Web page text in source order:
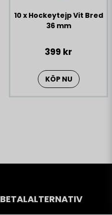
10 x Hockeytejp Vit Bred
36 mm
399 kr
KÖP NU
BETALALTERNATIV